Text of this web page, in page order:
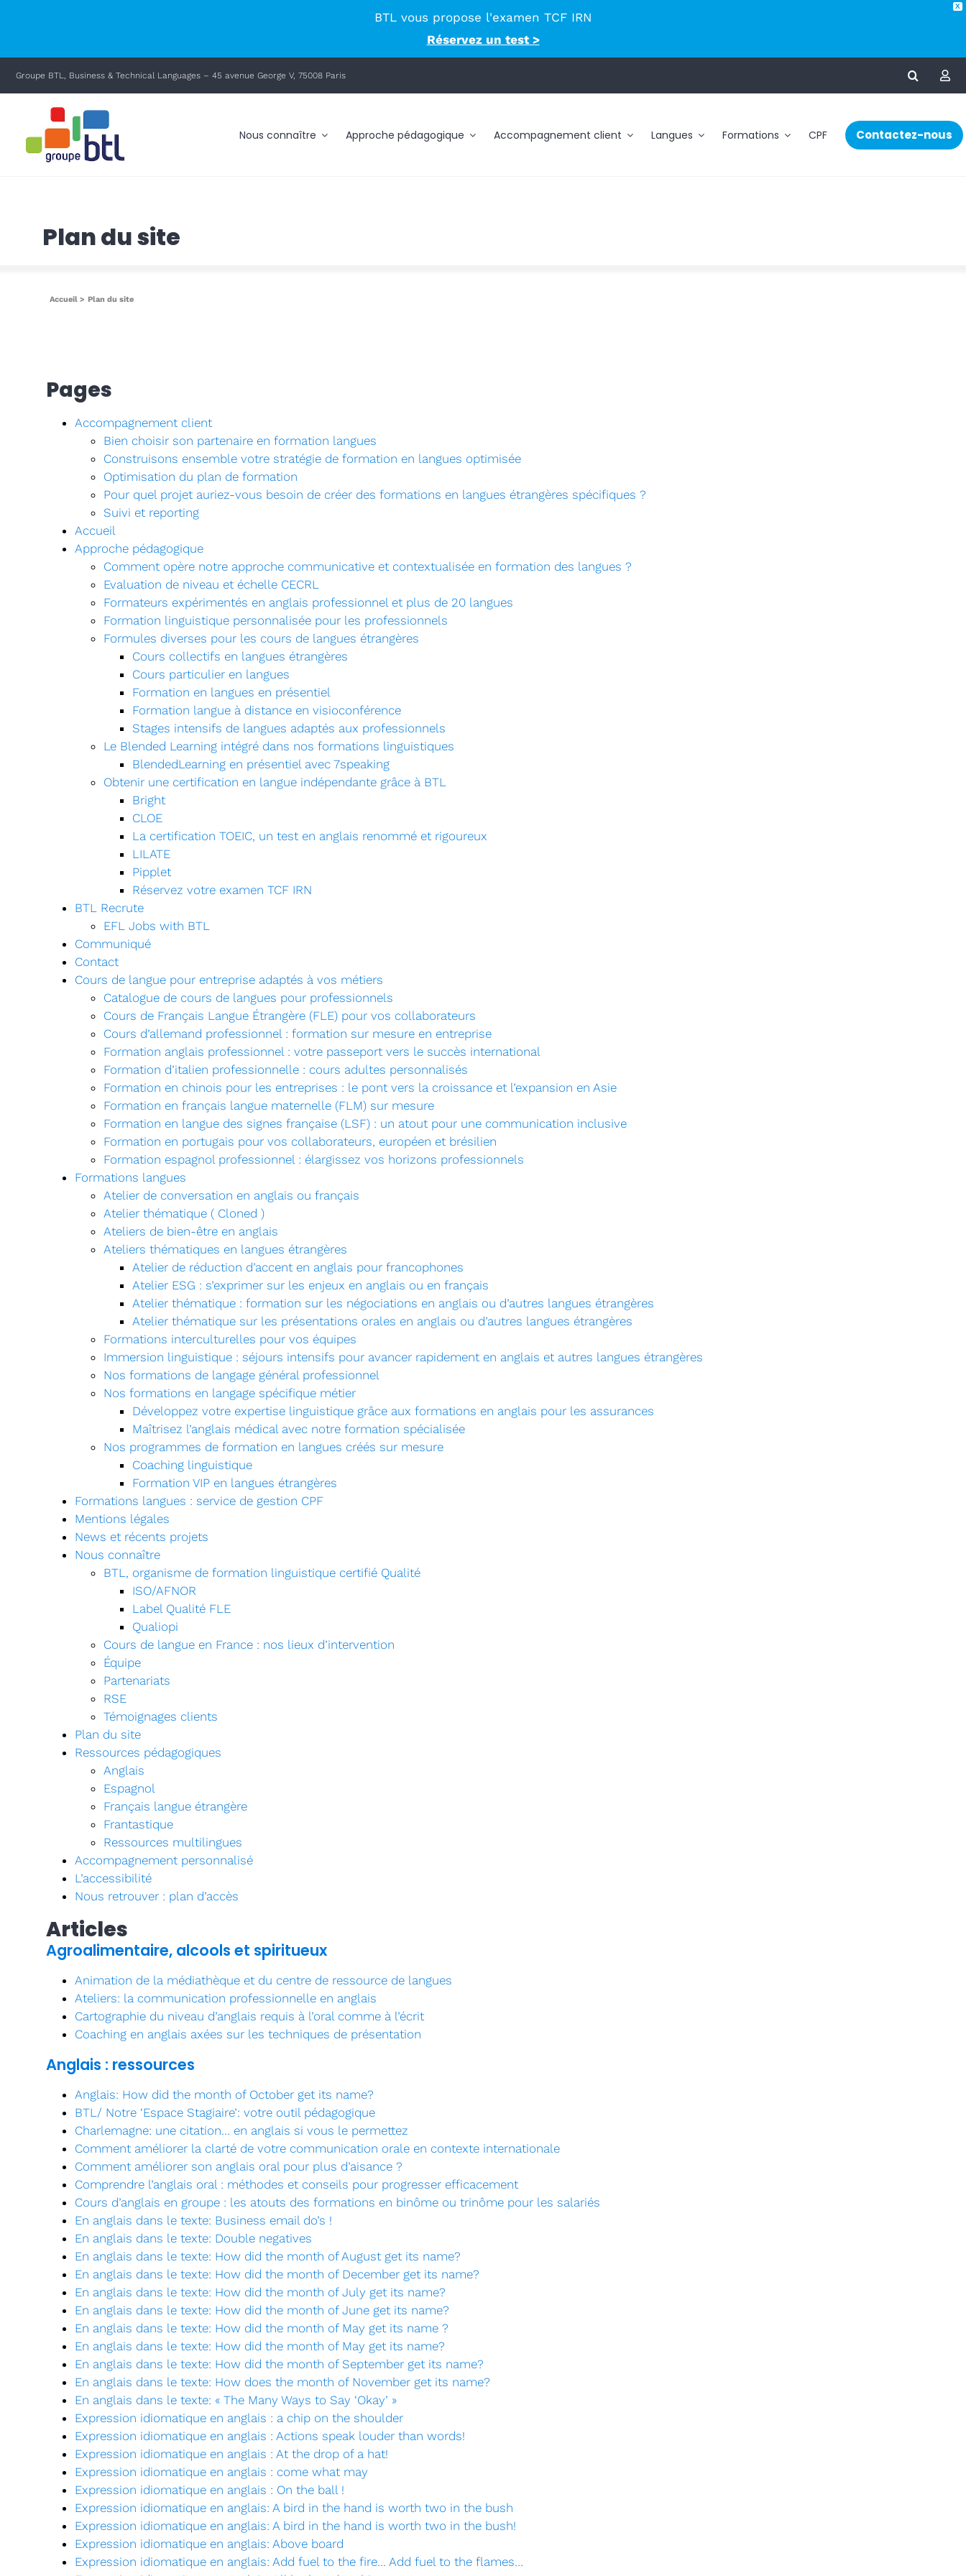
X
BTL vous propose l'examen TCF IRN
Réservez un test >
Groupe BTL, Business & Technical Languages – 45 avenue George V, 75008 Paris
Nous connaître Approche pédagogique Accompagnement client Langues Formations CPF Contactez-nous
Plan du site
Accueil Plan du site
Pages
Accompagnement client
Bien choisir son partenaire en formation langues
Construisons ensemble votre stratégie de formation en langues optimisée
Optimisation du plan de formation
Pour quel projet auriez-vous besoin de créer des formations en langues étrangères spécifiques ?
Suivi et reporting
Accueil
Approche pédagogique
Comment opère notre approche communicative et contextualisée en formation des langues ?
Evaluation de niveau et échelle CECRL
Formateurs expérimentés en anglais professionnel et plus de 20 langues
Formation linguistique personnalisée pour les professionnels
Formules diverses pour les cours de langues étrangères
Cours collectifs en langues étrangères
Cours particulier en langues
Formation en langues en présentiel
Formation langue à distance en visioconférence
Stages intensifs de langues adaptés aux professionnels
Le Blended Learning intégré dans nos formations linguistiques
BlendedLearning en présentiel avec 7speaking
Obtenir une certification en langue indépendante grâce à BTL
Bright
CLOE
La certification TOEIC, un test en anglais renommé et rigoureux
LILATE
Pipplet
Réservez votre examen TCF IRN
BTL Recrute
EFL Jobs with BTL
Communiqué
Contact
Cours de langue pour entreprise adaptés à vos métiers
Catalogue de cours de langues pour professionnels
Cours de Français Langue Étrangère (FLE) pour vos collaborateurs
Cours d’allemand professionnel : formation sur mesure en entreprise
Formation anglais professionnel : votre passeport vers le succès international
Formation d’italien professionnelle : cours adultes personnalisés
Formation en chinois pour les entreprises : le pont vers la croissance et l’expansion en Asie
Formation en français langue maternelle (FLM) sur mesure
Formation en langue des signes française (LSF) : un atout pour une communication inclusive
Formation en portugais pour vos collaborateurs, européen et brésilien
Formation espagnol professionnel : élargissez vos horizons professionnels
Formations langues
Atelier de conversation en anglais ou français
Atelier thématique ( Cloned )
Ateliers de bien-être en anglais
Ateliers thématiques en langues étrangères
Atelier de réduction d’accent en anglais pour francophones
Atelier ESG : s’exprimer sur les enjeux en anglais ou en français
Atelier thématique : formation sur les négociations en anglais ou d’autres langues étrangères
Atelier thématique sur les présentations orales en anglais ou d’autres langues étrangères
Formations interculturelles pour vos équipes
Immersion linguistique : séjours intensifs pour avancer rapidement en anglais et autres langues étrangères
Nos formations de langage général professionnel
Nos formations en langage spécifique métier
Développez votre expertise linguistique grâce aux formations en anglais pour les assurances
Maîtrisez l’anglais médical avec notre formation spécialisée
Nos programmes de formation en langues créés sur mesure
Coaching linguistique
Formation VIP en langues étrangères
Formations langues : service de gestion CPF
Mentions légales
News et récents projets
Nous connaître
BTL, organisme de formation linguistique certifié Qualité
ISO/AFNOR
Label Qualité FLE
Qualiopi
Cours de langue en France : nos lieux d’intervention
Équipe
Partenariats
RSE
Témoignages clients
Plan du site
Ressources pédagogiques
Anglais
Espagnol
Français langue étrangère
Frantastique
Ressources multilingues
Accompagnement personnalisé
L’accessibilité
Nous retrouver : plan d’accès
Articles
Agroalimentaire, alcools et spiritueux
Animation de la médiathèque et du centre de ressource de langues
Ateliers: la communication professionnelle en anglais
Cartographie du niveau d’anglais requis à l’oral comme à l’écrit
Coaching en anglais axées sur les techniques de présentation
Anglais : ressources
Anglais: How did the month of October get its name?
BTL/ Notre ‘Espace Stagiaire’: votre outil pédagogique
Charlemagne: une citation… en anglais si vous le permettez
Comment améliorer la clarté de votre communication orale en contexte internationale
Comment améliorer son anglais oral pour plus d’aisance ?
Comprendre l’anglais oral : méthodes et conseils pour progresser efficacement
Cours d’anglais en groupe : les atouts des formations en binôme ou trinôme pour les salariés
En anglais dans le texte: Business email do’s !
En anglais dans le texte: Double negatives
En anglais dans le texte: How did the month of August get its name?
En anglais dans le texte: How did the month of December get its name?
En anglais dans le texte: How did the month of July get its name?
En anglais dans le texte: How did the month of June get its name?
En anglais dans le texte: How did the month of May get its name ?
En anglais dans le texte: How did the month of May get its name?
En anglais dans le texte: How did the month of September get its name?
En anglais dans le texte: How does the month of November get its name?
En anglais dans le texte: « The Many Ways to Say ‘Okay’ »
Expression idiomatique en anglais : a chip on the shoulder
Expression idiomatique en anglais : Actions speak louder than words!
Expression idiomatique en anglais : At the drop of a hat!
Expression idiomatique en anglais : come what may
Expression idiomatique en anglais : On the ball !
Expression idiomatique en anglais: A bird in the hand is worth two in the bush
Expression idiomatique en anglais: A bird in the hand is worth two in the bush!
Expression idiomatique en anglais: Above board
Expression idiomatique en anglais: Add fuel to the fire… Add fuel to the flames…